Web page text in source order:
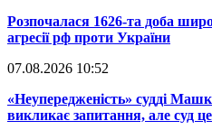
​Розпочалася 1626-та доба
агресії рф проти України
07.08.2026 10:52
​«Неупередженість» судді
викликає запитання, але суд